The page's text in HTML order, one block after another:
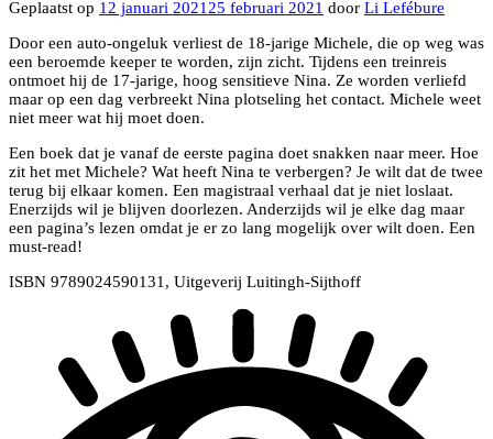
Geplaatst op 12 januari 202125 februari 2021 door Li Lefébure
Door een auto-ongeluk verliest de 18-jarige Michele, die op weg was
een beroemde keeper te worden, zijn zicht. Tijdens een treinreis
ontmoet hij de 17-jarige, hoog sensitieve Nina. Ze worden verliefd
maar op een dag verbreekt Nina plotseling het contact. Michele weet
niet meer wat hij moet doen.
Een boek dat je vanaf de eerste pagina doet snakken naar meer. Hoe
zit het met Michele? Wat heeft Nina te verbergen? Je wilt dat de twee
terug bij elkaar komen. Een magistraal verhaal dat je niet loslaat.
Enerzijds wil je blijven doorlezen. Anderzijds wil je elke dag maar
een pagina’s lezen omdat je er zo lang mogelijk over wilt doen. Een
must-read!
ISBN 9789024590131, Uitgeverij Luitingh-Sijthoff